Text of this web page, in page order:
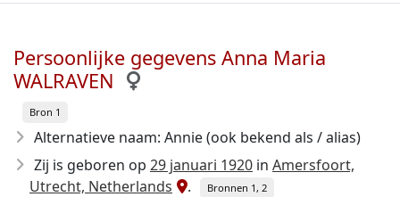
Persoonlijke gegevens Anna Maria
WALRAVEN
Bron 1
Alternatieve naam: Annie (ook bekend als / alias)
Zij is geboren op 29 januari 1920 in Amersfoort,
Utrecht, Netherlands
. Bronnen 1, 2